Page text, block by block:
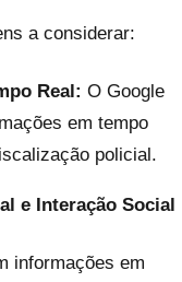
a considerar:
Real: O Google
em tempo
policial.
e Interação Social
informações em